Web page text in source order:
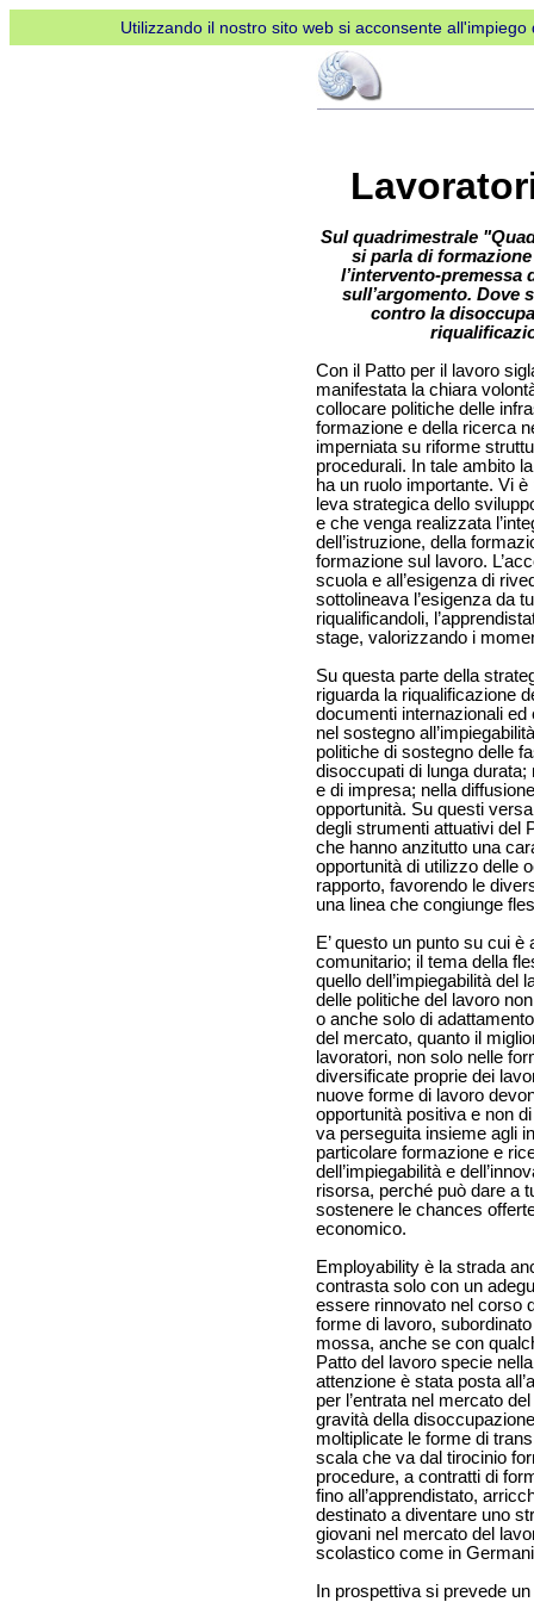
Utilizzando il nostro sito web si acconsente
Sul quadrimestrale
si parla di
l’intervento-premessa
sull’argomento. Dove
contro la
Con il Patto per il lavoro
manifestata la chiara
collocare politiche delle
formazione e della ricerca
imperniata su riforme
procedurali. In tale ambito
ha un ruolo importante. Vi
leva strategica dello
e che venga realizzata
dell’istruzione, della
formazione sul lavoro.
scuola e all’esigenza di
sottolineava l’esigenza da
riqualificandoli,
stage, valorizzando i
Su questa parte della
riguarda la riqualificazione
documenti internazionali
nel sostegno
politiche di sostegno delle
disoccupati di lunga durata;
e di impresa; nella
opportunità. Su questi
degli strumenti attuativi del
che hanno anzitutto una
opportunità di utilizzo delle
rapporto, favorendo le
una linea che congiunge
E’ questo un punto su cui
comunitario; il tema della
quello dell’impiegabilità del
delle politiche del lavoro
o anche solo di
del mercato, quanto il
lavoratori, non solo nelle
diversificate proprie dei
nuove forme di lavoro
opportunità positiva e non
va perseguita insieme agli
particolare formazione e
dell’impiegabilità e
risorsa, perché può dare a
sostenere le chances
economico.
Employability è la strada
contrasta solo con un
essere rinnovato nel corso
forme di lavoro,
mossa, anche se con
Patto del lavoro specie
attenzione è stata posta
per l’entrata nel mercato
gravità della
moltiplicate le forme di
scala che va dal tirocinio
procedure, a contratti di
fino all’apprendistato,
destinato a diventare uno
giovani nel mercato del
scolastico come in
In prospettiva si prevede